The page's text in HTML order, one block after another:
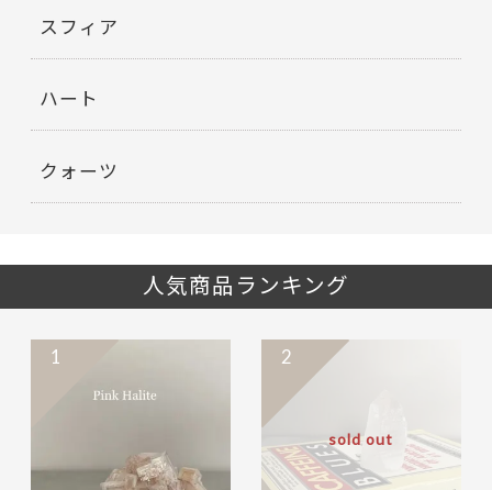
スフィア
ハート
クォーツ
人気商品ランキング
1
sold out
2